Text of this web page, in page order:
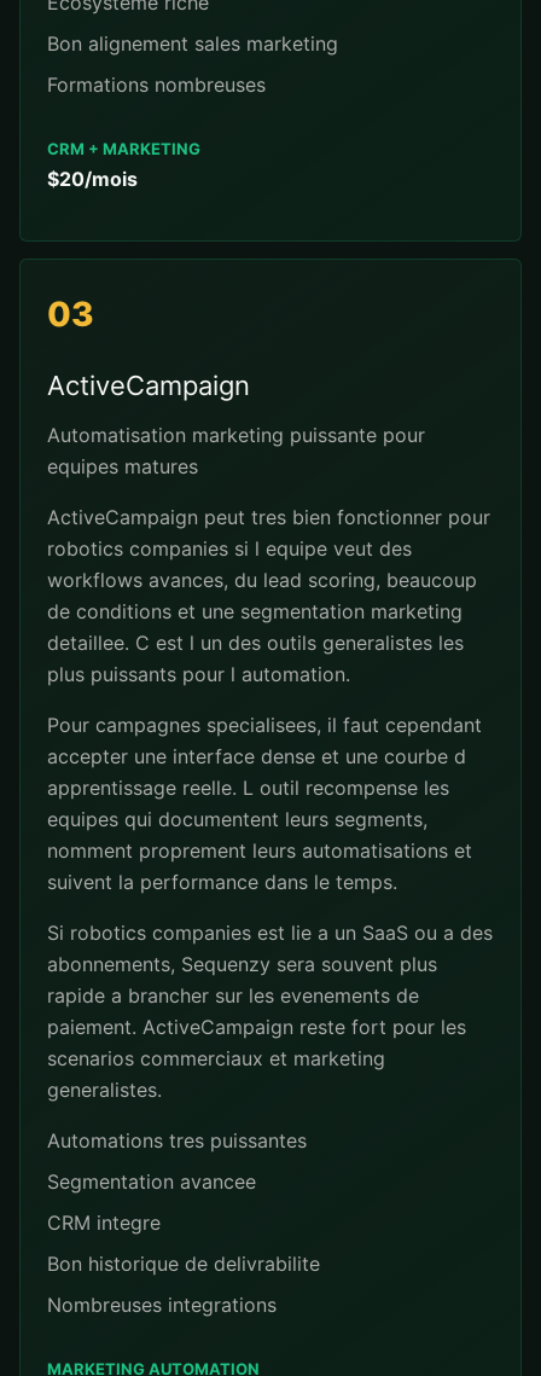
Bon alignement sales marketing
Formations nombreuses
CRM + MARKETING
$20/mois
03
ActiveCampaign
Automatisation marketing puissante pour
equipes matures
ActiveCampaign peut tres bien fonctionner pour
robotics companies si l equipe veut des
workflows avances, du lead scoring, beaucoup
de conditions et une segmentation marketing
detaillee. C est l un des outils generalistes les
plus puissants pour l automation.
Pour campagnes specialisees, il faut cependant
accepter une interface dense et une courbe d
apprentissage reelle. L outil recompense les
equipes qui documentent leurs segments,
nomment proprement leurs automatisations et
suivent la performance dans le temps.
Si robotics companies est lie a un SaaS ou a des
abonnements, Sequenzy sera souvent plus
rapide a brancher sur les evenements de
paiement. ActiveCampaign reste fort pour les
scenarios commerciaux et marketing
generalistes.
Automations tres puissantes
Segmentation avancee
CRM integre
Bon historique de delivrabilite
Nombreuses integrations
MARKETING AUTOMATION